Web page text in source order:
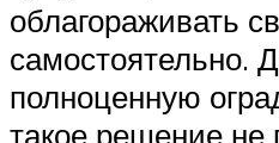
облагораживать
самостоятельно.
полноценную
такое решение не